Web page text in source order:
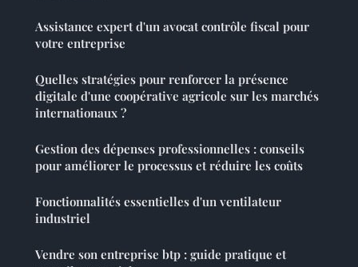
Assistance expert d'un avocat contrôle fiscal pour
votre entreprise
Quelles stratégies pour renforcer la présence
digitale d'une coopérative agricole sur les marchés
internationaux ?
Gestion des dépenses professionnelles : conseils
pour améliorer le processus et réduire les coûts
Fonctionnalités essentielles d'un ventilateur
industriel
Vendre son entreprise btp : guide pratique et